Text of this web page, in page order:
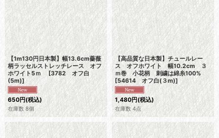
【1m130円日本製】幅13.6cm薔薇
柄ラッセルストレッチレース オフ
ホワイト5ｍ [3782 オフ白
(5m)]
650円(税込)
在庫数 8個
【高品質な日本製】チュールレー
ス オフホワイト 幅10.2cm ３
ｍ巻 小花柄 刺繍は綿糸100%
[54614 オフ白(３m)]
1,480円(税込)
在庫数 4点